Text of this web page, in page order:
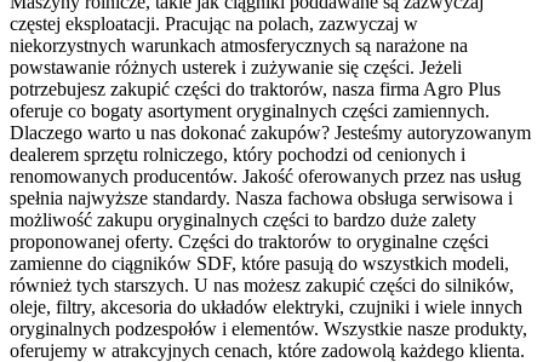
częstej eksploatacji. Pracując na polach, zazwyczaj w
niekorzystnych warunkach atmosferycznych są narażone na
powstawanie różnych usterek i zużywanie się części. Jeżeli
potrzebujesz zakupić części do traktorów, nasza firma Agro Plus
oferuje co bogaty asortyment oryginalnych części zamiennych.
Dlaczego warto u nas dokonać zakupów? Jesteśmy autoryzowanym
dealerem sprzętu rolniczego, który pochodzi od cenionych i
renomowanych producentów. Jakość oferowanych przez nas usług
spełnia najwyższe standardy. Nasza fachowa obsługa serwisowa i
możliwość zakupu oryginalnych części to bardzo duże zalety
proponowanej oferty. Części do traktorów to oryginalne części
zamienne do ciągników SDF, które pasują do wszystkich modeli,
również tych starszych. U nas możesz zakupić części do silników,
oleje, filtry, akcesoria do układów elektryki, czujniki i wiele innych
oryginalnych podzespołów i elementów. Wszystkie nasze produkty,
oferujemy w atrakcyjnych cenach, które zadowolą każdego klienta.